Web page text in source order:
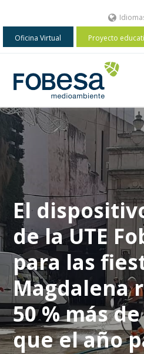
Oficina Virtual Proyecto
El
de la UTE
para las
Magdalena
50 % más
que el año